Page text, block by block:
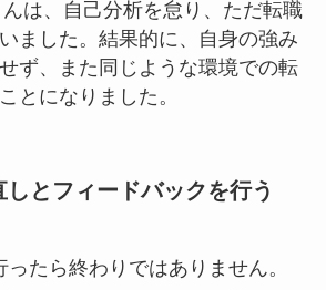
は、自己分析を怠り、ただ転職
ました。結果的に、自身の強み
ず、また同じような環境での転
とになりました。
とフィードバックを行う
たら終わりではありません。